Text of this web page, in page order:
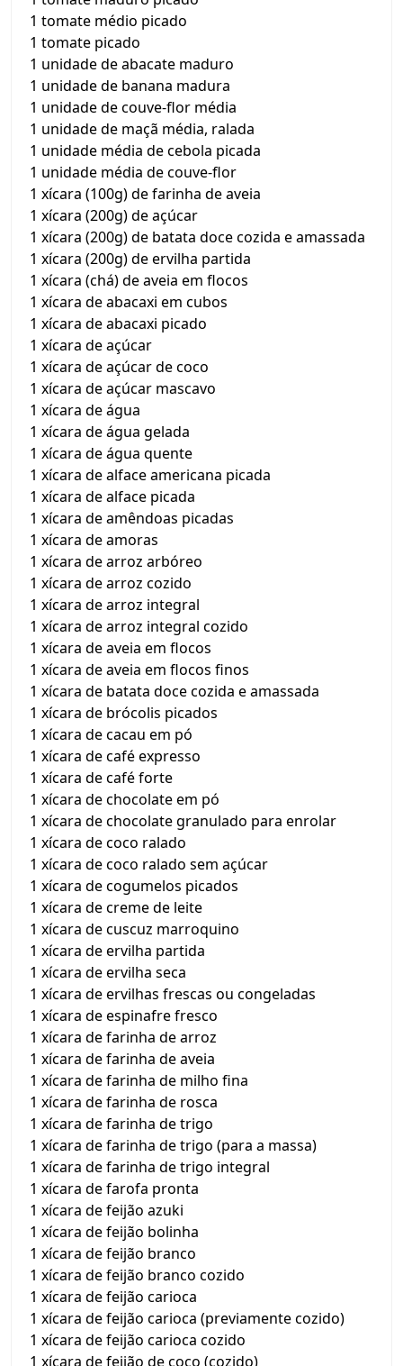
1 tomate médio picado
1 tomate picado
1 unidade de abacate maduro
1 unidade de banana madura
1 unidade de couve-flor média
1 unidade de maçã média, ralada
1 unidade média de cebola picada
1 unidade média de couve-flor
1 xícara (100g) de farinha de aveia
1 xícara (200g) de açúcar
1 xícara (200g) de batata doce cozida e amassada
1 xícara (200g) de ervilha partida
1 xícara (chá) de aveia em flocos
1 xícara de abacaxi em cubos
1 xícara de abacaxi picado
1 xícara de açúcar
1 xícara de açúcar de coco
1 xícara de açúcar mascavo
1 xícara de água
1 xícara de água gelada
1 xícara de água quente
1 xícara de alface americana picada
1 xícara de alface picada
1 xícara de amêndoas picadas
1 xícara de amoras
1 xícara de arroz arbóreo
1 xícara de arroz cozido
1 xícara de arroz integral
1 xícara de arroz integral cozido
1 xícara de aveia em flocos
1 xícara de aveia em flocos finos
1 xícara de batata doce cozida e amassada
1 xícara de brócolis picados
1 xícara de cacau em pó
1 xícara de café expresso
1 xícara de café forte
1 xícara de chocolate em pó
1 xícara de chocolate granulado para enrolar
1 xícara de coco ralado
1 xícara de coco ralado sem açúcar
1 xícara de cogumelos picados
1 xícara de creme de leite
1 xícara de cuscuz marroquino
1 xícara de ervilha partida
1 xícara de ervilha seca
1 xícara de ervilhas frescas ou congeladas
1 xícara de espinafre fresco
1 xícara de farinha de arroz
1 xícara de farinha de aveia
1 xícara de farinha de milho fina
1 xícara de farinha de rosca
1 xícara de farinha de trigo
1 xícara de farinha de trigo (para a massa)
1 xícara de farinha de trigo integral
1 xícara de farofa pronta
1 xícara de feijão azuki
1 xícara de feijão bolinha
1 xícara de feijão branco
1 xícara de feijão branco cozido
1 xícara de feijão carioca
1 xícara de feijão carioca (previamente cozido)
1 xícara de feijão carioca cozido
1 xícara de feijão de coco (cozido)